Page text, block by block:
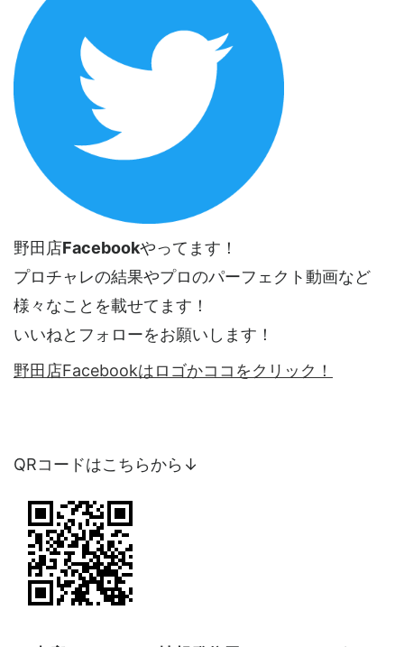
野田店Facebookやってます！
プロチャレの結果やプロのパーフェクト動画など
様々なことを載せてます！
いいねとフォローをお願いします！
野田店Facebookはロゴかココをクリック！
QRコードはこちらから↓